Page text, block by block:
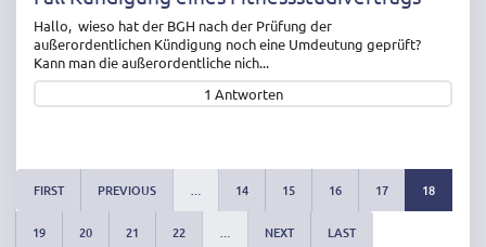
Hallo, wieso hat der BGH nach der Prüfung der
außerordentlichen Kündigung noch eine Umdeutung geprüft?
Kann man die außerordentliche nich...
1 Antworten
FIRST PREVIOUS … 14 15 16 17 18
19 20 21 22 … NEXT LAST